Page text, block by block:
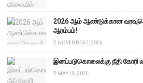
2026 ஆம் ஆண்டுக்கான
ஆரம்பம்!
NOVEMBER 7, 2025
இனப்படுகொலைக்கு நீதி கோரி
MAY 19, 2026